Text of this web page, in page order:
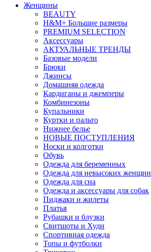
Женщины
BEAUTY
H&M+ Большие размеры
PREMIUM SELECTION
Аксессуары
АКТУАЛЬНЫЕ ТРЕНДЫ
Базовые модели
Брюки
Джинсы
Домашняя одежда
Кардиганы и джемперы
Комбинезоны
Купальники
Куртки и пальто
Нижнее белье
НОВЫЕ ПОСТУПЛЕНИЯ
Носки и колготки
Обувь
Одежда для беременных
Одежда для невысоких женщин
Одежда для сна
Одежда и аксессуары для собак
Пиджаки и жилеты
Платья
Рубашки и блузки
Свитшоты и Худи
Спортивная одежда
Топы и футболки